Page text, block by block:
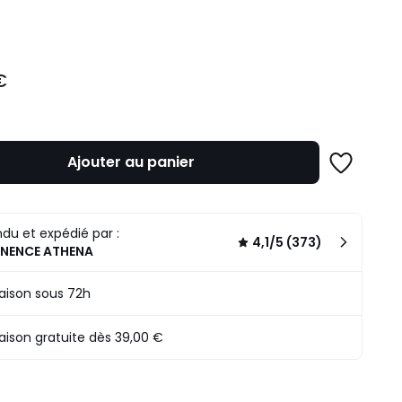
Ajouter au panier
Ajouter
et expédié par :
ATHENA
4,1/5 (373)
sous 72h
gratuite dès 39,00 €